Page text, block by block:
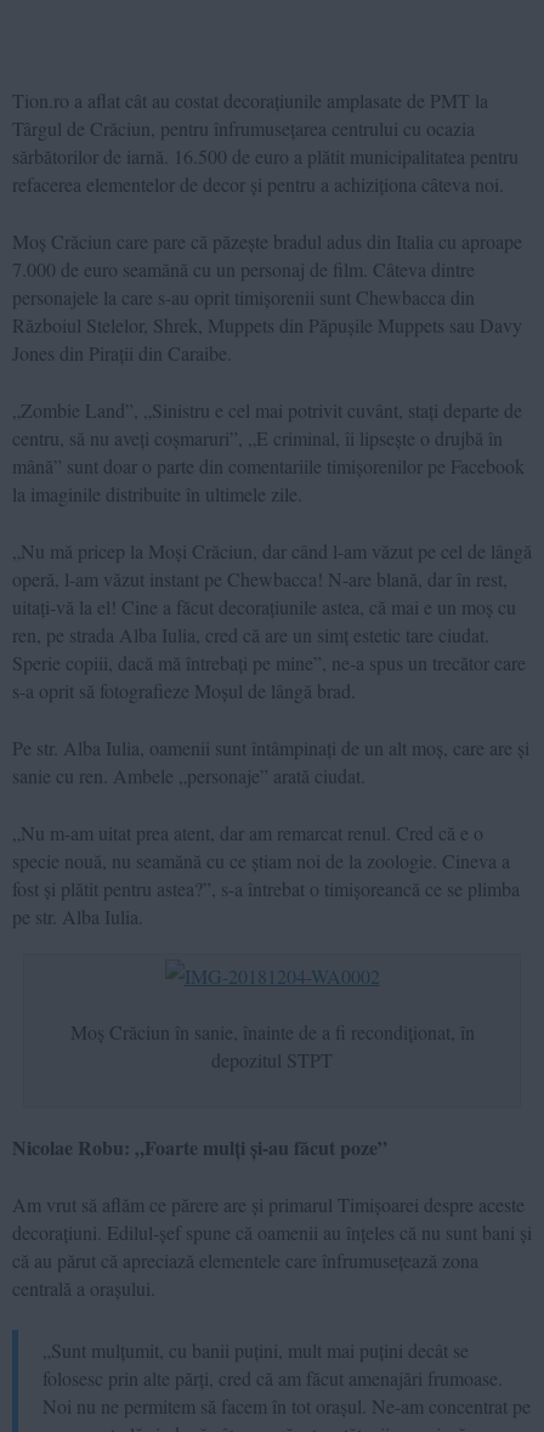
Tion.ro a aflat cât au costat decorațiunile amplasate de PMT la
Târgul de Crăciun, pentru înfrumusețarea centrului cu ocazia
sărbătorilor de iarnă. 16.500 de euro a plătit municipalitatea pentru
refacerea elementelor de decor și pentru a achiziționa câteva noi.
Moș Crăciun care pare că păzește bradul adus din Italia cu aproape
7.000 de euro seamănă cu un personaj de film. Câteva dintre
personajele la care s-au oprit timișorenii sunt Chewbacca din
Războiul Stelelor, Shrek, Muppets din Păpușile Muppets sau Davy
Jones din Pirații din Caraibe.
„Zombie Land”, „Sinistru e cel mai potrivit cuvânt, stați departe de
centru, să nu aveți coșmaruri”, „E criminal, îi lipsește o drujbă în
mână” sunt doar o parte din comentariile timișorenilor pe Facebook
la imaginile distribuite în ultimele zile.
„Nu mă pricep la Moși Crăciun, dar când l-am văzut pe cel de lângă
operă, l-am văzut instant pe Chewbacca! N-are blană, dar în rest,
uitați-vă la el! Cine a făcut decorațiunile astea, că mai e un moș cu
ren, pe strada Alba Iulia, cred că are un simț estetic tare ciudat.
Sperie copiii, dacă mă întrebați pe mine”, ne-a spus un trecător care
s-a oprit să fotografieze Moșul de lângă brad.
Pe str. Alba Iulia, oamenii sunt întâmpinați de un alt moș, care are și
sanie cu ren. Ambele „personaje” arată ciudat.
„Nu m-am uitat prea atent, dar am remarcat renul. Cred că e o
specie nouă, nu seamănă cu ce știam noi de la zoologie. Cineva a
fost și plătit pentru astea?”, s-a întrebat o timișoreancă ce se plimba
pe str. Alba Iulia.
Moș Crăciun în sanie, înainte de a fi recondiționat, în
depozitul STPT
Nicolae Robu: „Foarte mulți și-au făcut poze”
Am vrut să aflăm ce părere are și primarul Timișoarei despre aceste
decorațiuni. Edilul-șef spune că oamenii au înțeles că nu sunt bani și
că au părut că apreciază elementele care înfrumusețează zona
centrală a orașului.
„Sunt mulțumit, cu banii puțini, mult mai puțini decât se
folosesc prin alte părți, cred că am făcut amenajări frumoase.
Noi nu ne permitem să facem în tot orașul. Ne-am concentrat pe